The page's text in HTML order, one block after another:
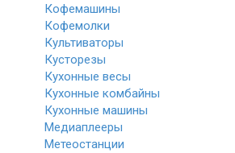
Кофемашины
Кофемолки
Культиваторы
Кусторезы
Кухонные весы
Кухонные комбайны
Кухонные машины
Медиаплееры
Метеостанции